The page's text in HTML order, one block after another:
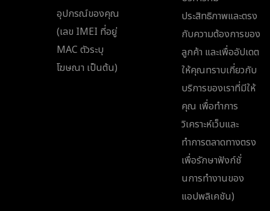
อุปกรณ์ของคุณ
(เลข IMEI ที่อยู่
MAC ตัวระบุ
โฆษณา เป็นต้น)
ประสิทธิภาพและตรง
กับความต้องการของ
ลูกค้า และเพื่ออัปเดต
ให้คุณทราบเกี่ยวกับ
บริการของเราที่มีให้
คุณ เพื่อทำการ
วิเคราะห์เว็บและ
ทำการตลาดทางตรง
เพื่อรักษาฟังก์ชั่
นการทำงานของ
แอปพลิเคชัน)